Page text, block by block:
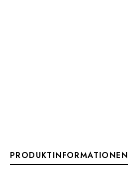
PRODUKTINFORMATIONEN